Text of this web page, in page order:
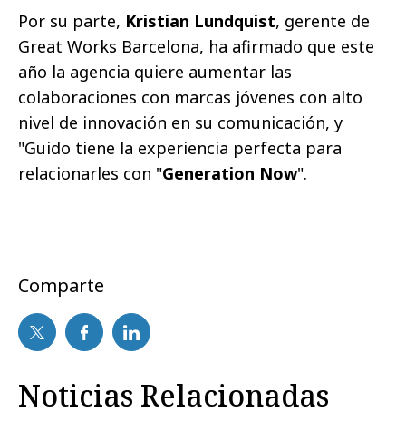
Por su parte, Kristian Lundquist, gerente de
Great Works Barcelona, ha afirmado que este
año la agencia quiere aumentar las
colaboraciones con marcas jóvenes con alto
nivel de innovación en su comunicación, y
"Guido tiene la experiencia perfecta para
relacionarles con "Generation Now".
Comparte
Noticias Relacionadas